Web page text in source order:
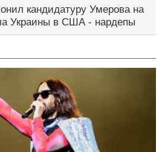
кандидатуру Умерова на
Украины в США - нардепы